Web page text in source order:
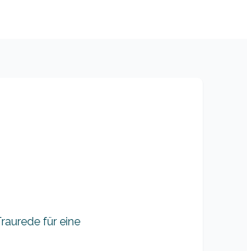
für eine